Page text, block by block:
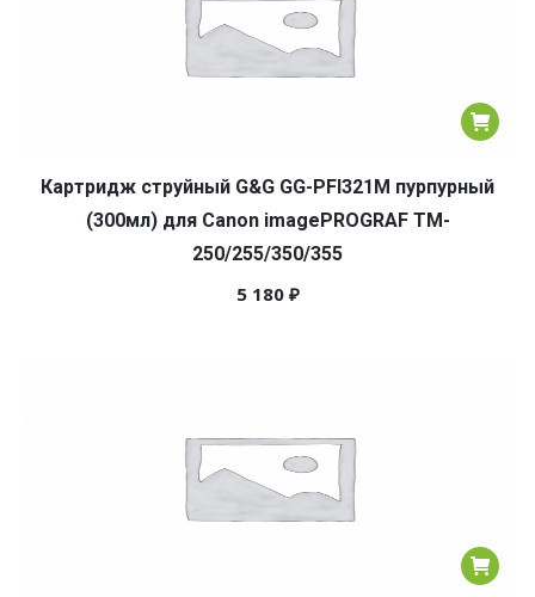
Картридж струйный G&G GG-PFI321M пурпурный
(300мл) для Canon imagePROGRAF TM-
250/255/350/355
5 180 ₽